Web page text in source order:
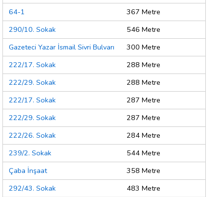
64-1
367 Metre
290/10. Sokak
546 Metre
Gazeteci Yazar İsmail Sivri Bulvarı
300 Metre
222/17. Sokak
288 Metre
222/29. Sokak
288 Metre
222/17. Sokak
287 Metre
222/29. Sokak
287 Metre
222/26. Sokak
284 Metre
239/2. Sokak
544 Metre
Çaba İnşaat
358 Metre
292/43. Sokak
483 Metre